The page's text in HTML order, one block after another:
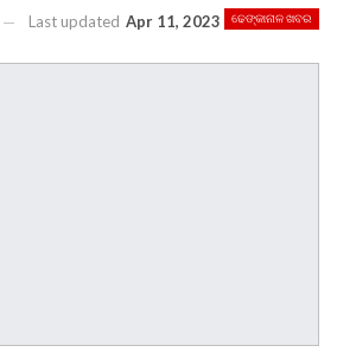
ଢେଙ୍କାନାଳ ଖବର
Last updated Apr 11, 2023